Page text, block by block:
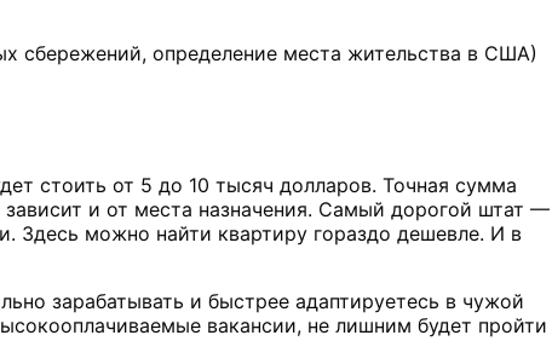
сбережений, определение места жительства в США)
стоить от 5 до 10 тысяч долларов. Точная сумма
и от места назначения. Самый дорогой штат —
можно найти квартиру гораздо дешевле. И в
зарабатывать и быстрее адаптируетесь в чужой
вакансии, не лишним будет пройти